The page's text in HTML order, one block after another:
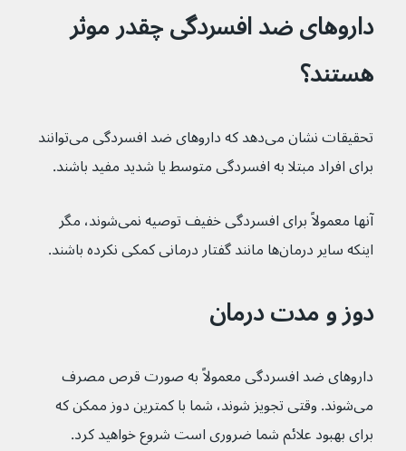
داروهای ضد افسردگی چقدر موثر
هستند؟
تحقیقات نشان می‌دهد که داروهای ضد افسردگی می‌توانند
برای افراد مبتلا به افسردگی متوسط یا شدید مفید باشند.
آنها معمولاً برای افسردگی خفیف توصیه نمی‌شوند، مگر
اینکه سایر درمان‌ها مانند گفتار درمانی کمکی نکرده باشند.
دوز و مدت درمان
داروهای ضد افسردگی معمولاً به صورت قرص مصرف
می‌شوند. وقتی تجویز شوند، شما با کمترین دوز ممکن که
برای بهبود علائم شما ضروری است شروع خواهید کرد.